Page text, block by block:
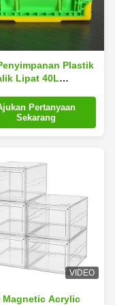
Plastik
Lipat 40L
Pertanyaan
Sekarang
VIDEO
Magnetic Acrylic